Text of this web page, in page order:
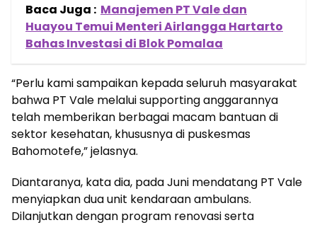
Baca Juga : Manajemen PT Vale dan
Huayou Temui Menteri Airlangga Hartarto
Bahas Investasi di Blok Pomalaa
“Perlu kami sampaikan kepada seluruh masyarakat
bahwa PT Vale melalui supporting anggarannya
telah memberikan berbagai macam bantuan di
sektor kesehatan, khususnya di puskesmas
Bahomotefe,” jelasnya.
Diantaranya, kata dia, pada Juni mendatang PT Vale
menyiapkan dua unit kendaraan ambulans.
Dilanjutkan dengan program renovasi serta